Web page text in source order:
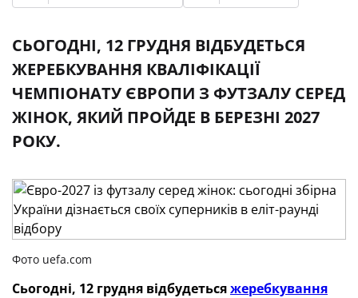
СЬОГОДНІ, 12 ГРУДНЯ ВІДБУДЕТЬСЯ
ЖЕРЕБКУВАННЯ КВАЛІФІКАЦІЇ
ЧЕМПІОНАТУ ЄВРОПИ З ФУТЗАЛУ СЕРЕД
ЖІНОК, ЯКИЙ ПРОЙДЕ В БЕРЕЗНІ 2027
РОКУ.
Фото uefa.com
Сьогодні, 12 грудня відбудетьсяжеребкування